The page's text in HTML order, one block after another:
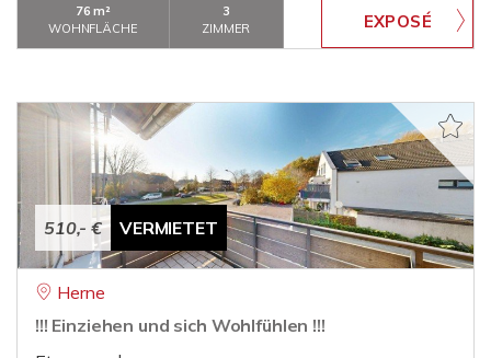
76 m²
WOHNFLÄCHE
3
ZIMMER
510,- € VERMIETET
Herne
!!! Einziehen und sich Wohlfühlen !!!